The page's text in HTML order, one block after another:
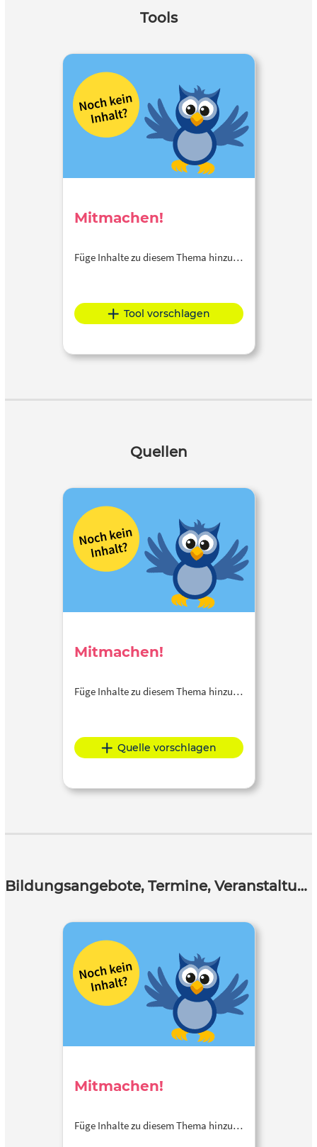
Tools
Mitmachen!
Füge Inhalte zu diesem Thema hinzu…
Tool vorschlagen
Quellen
Mitmachen!
Füge Inhalte zu diesem Thema hinzu…
Quelle vorschlagen
Bildungsangebote, Termine, Veranstaltungen
Mitmachen!
Füge Inhalte zu diesem Thema hinzu…